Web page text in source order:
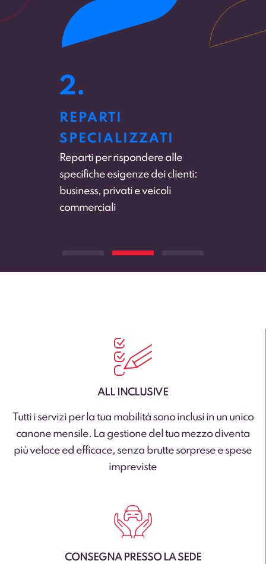
3.
SERVIZIO CLIENTI
DEDICATO
Dimenticati le attese infinite al
numero verde, per qualsiasi
casistica interfacciati
direttamente con il nostro
ALL INCLUSIVE
Tutti i servizi per la tua mobilità sono inclusi in un unico
canone mensile. La gestione del tuo mezzo diventa
più veloce ed efficace, senza brutte sorprese e spese
impreviste
CONSEGNA PRESSO LA SEDE